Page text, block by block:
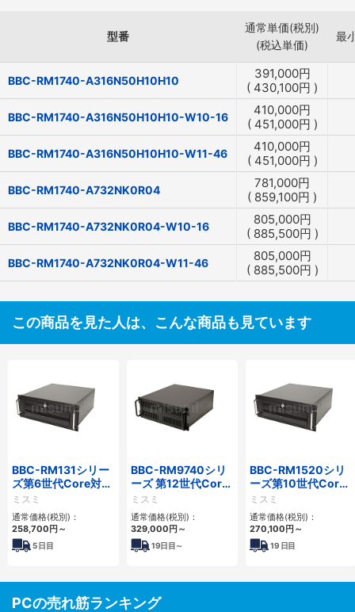
型番
通常単価(税別)
(税込単価)
最
BBC-RM1740-A316N50H10H10 391,000円
( 430,100円 )
BBC-RM1740-A316N50H10H10-W10-16 410,000円
( 451,000円 )
BBC-RM1740-A316N50H10H10-W11-46 410,000円
( 451,000円 )
BBC-RM1740-A732NK0R04 781,000円
( 859,100円 )
BBC-RM1740-A732NK0R04-W10-16 805,000円
( 885,500円 )
BBC-RM1740-A732NK0R04-W11-46 805,000円
( 885,500円 )
この商品を見た人は、こんな商品も見ています
BBC-RM131シリー
ズ第6世代Core対応
省スペースラックマ
ウントFAPC
3PCI3PCIe
ミスミ
通常価格(税別)：
258,700円～
5日目
BBC-RM9740シリ
ーズ 第12世代Core
対応ラックマウント
FAPC4PCI・3PCIe
ミスミ
通常価格(税別)：
329,000円～
19日目～
BBC-RM1520シリ
ーズ第10世代Core
省スペースラックマ
ウントFAPC5PCI・
2PCIe
ミスミ
通常価格(税別)：
270,100円～
19 日目
PCの売れ筋ランキング